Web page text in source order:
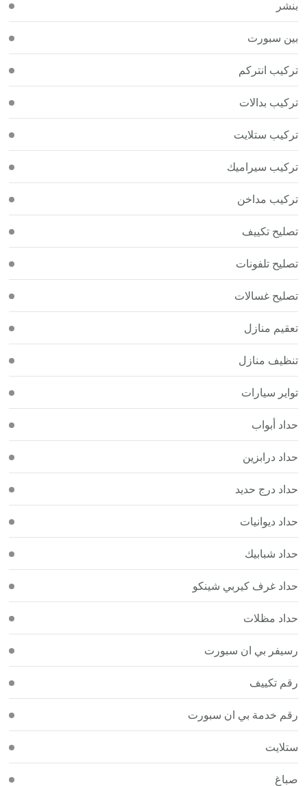
بنشر
بين سبورت
تركيب انتركم
تركيب بدالات
تركيب ستلايت
تركيب سيراميك
تركيب مداخن
تصليح تكييف
تصليح تلفونات
تصليح غسالات
تعقيم منازل
تنظيف منازل
تواير سيارات
حداد أبواب
حداد درابزين
حداد درج حديد
حداد ديوانيات
حداد شبابيك
حداد غرف كيربي شينكو
حداد مظلات
رسيفر بي ان سبورت
رقم تكييف
رقم خدمة بي ان سبورت
ستلايت
صباغ